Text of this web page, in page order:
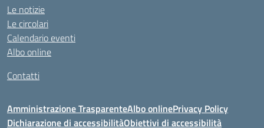
Le notizie
Le circolari
Calendario eventi
Albo online
Contatti
Amministrazione TrasparenteAlbo onlinePrivacy Policy
Dichiarazione di accessibilitàObiettivi di accessibilità